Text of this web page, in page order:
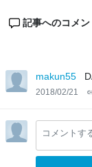
記事へのコメン
makun55
2018/02/21
コメントす